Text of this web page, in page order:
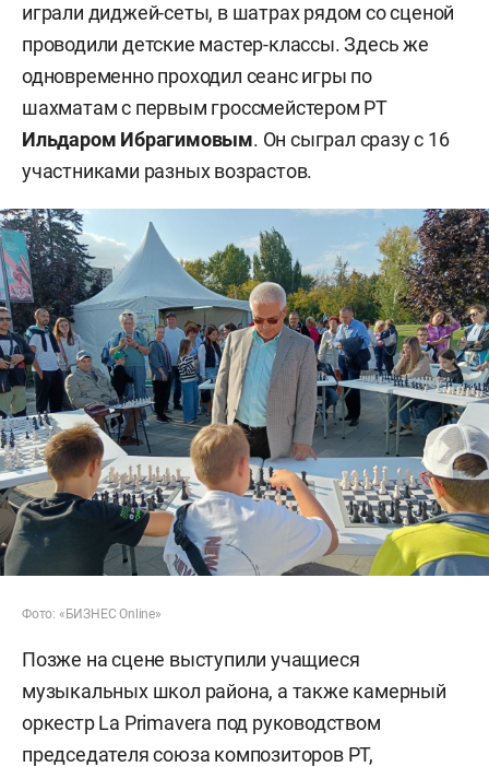
играли диджей-сеты, в шатрах рядом со сценой
проводили детские мастер-классы. Здесь же
одновременно проходил сеанс игры по
шахматам с первым гроссмейстером РТ
Ильдаром Ибрагимовым. Он сыграл сразу с 16
участниками разных возрастов.
Фото: «БИЗНЕС Online»
Позже на сцене выступили учащиеся
музыкальных школ района, а также камерный
оркестр La Primavera под руководством
председателя союза композиторов РТ,